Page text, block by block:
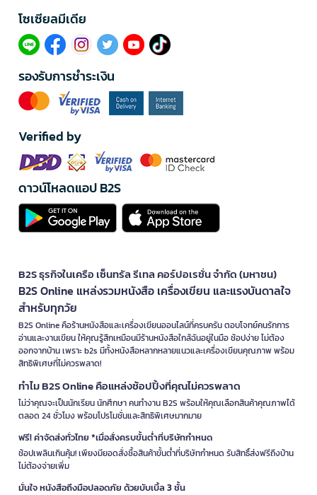
โซเซียลมีเดีย​
รองรับการชำระเงิน
Verified by
ดาวน์โหลดแอป B2S
B2S ธุรกิจในเครือ เซ็นทรัล รีเทล คอร์ปอเรชั่น จำกัด (มหาชน)
B2S Online แหล่งรวมหนังสือ เครื่องเขียน และแรงบันดาลใจ
สำหรับทุกวัย
B2S Online คือร้านหนังสือและเครื่องเขียนออนไลน์ที่ครบครัน ตอบโจทย์คนรักการ
อ่านและงานเขียน ให้คุณรู้สึกเหมือนมีร้านหนังสือใกล้ฉันอยู่ในมือ ช้อปง่าย ไม่ต้อง
ออกจากบ้าน เพราะ b2s มีทั้งหนังสือหลากหลายแนวและเครื่องเขียนคุณภาพ พร้อม
สิทธิพิเศษที่ไม่ควรพลาด!
ทำไม B2S Online คือแหล่งช้อปปิ้งที่คุณไม่ควรพลาด
ไม่ว่าคุณจะเป็นนักเรียน นักศึกษา คนทำงาน B2S พร้อมให้คุณเลือกสินค้าคุณภาพได้
ตลอด 24 ชั่วโมง พร้อมโปรโมชั่นและสิทธิพิเศษมากมาย
ฟรี! ค่าจัดส่งทั่วไทย *เมื่อสั่งครบขั้นต่ำที่บริษัทกำหนด
ช้อปเพลินเกินคุ้ม! เพียงมียอดสั่งซื้อสินค้าขั้นต่ำที่บริษัทกำหนด รับสิทธิ์ส่งฟรีถึงบ้าน
ไม่ต้องจ่ายเพิ่ม
มั่นใจ หนังสือถึงมือปลอดภัย ด้วยบับเบิ้ล 3 ชั้น